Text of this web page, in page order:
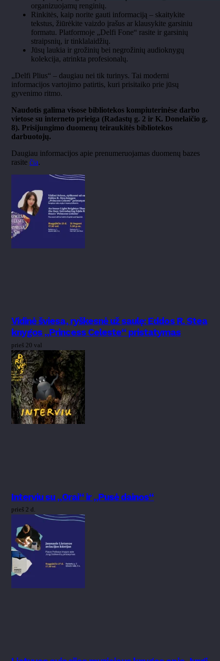
organizuojamų renginių.
Rinkitės, kaip norite gauti informaciją – skaitykite
tekstus, žiūrėkite vaizdo įrašus ar klausykite garsiniu
formatu. Platformoje „Delfi Fone“ rasite ir garsinių
straipsnių, ir tinklalaidžių.
Jūsų laukia ir grožinių bei negrožinių audioknygų
kolekcija, atrinkta profesionalų.
„Delfi Plius“ – daugiau nei tik turinys. Tai moderni
informacijos vartojimo patirtis, kuri prisitaiko prie jūsų
gyvenimo ritmo.
Naudotis galima visose bibliotekos kompiuterinėse darbo
vietose su interneto prieiga (Radastų g. 2 ir K. Donelaičio g.
8). Prisijungimo duomenų teiraukitės bibliotekos
darbuotojų.
Daugiau informacijos apie prenumeruojamas duomenų bazes
rasite čia.
Vidinė šviesa, ryškesnė už saulę: Eddos R. Stea
knygos „Princess Celeste“ pristatymas
prieš 20 val
Interviu su „Orai“ ir „Pusė dainos“
prieš 2 d.